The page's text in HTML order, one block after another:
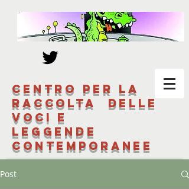
Centro per la
raccolta delle
voci e
leggende
contemporanee
Post